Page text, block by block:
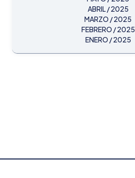
ABRIL / 2025
MARZO / 2025
FEBRERO / 2025
ENERO / 2025